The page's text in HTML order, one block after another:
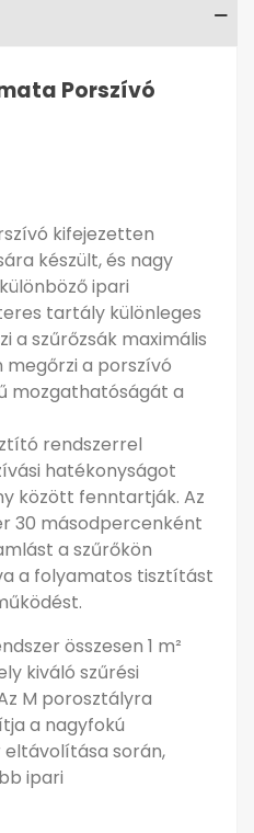
megfelelve a
szerszámokkal,
kínál különféle
tetején található
rendszer kompatibilitás
csatlakoztatását,
munkaállomásként
része a csomagnak)
minden olyan
a precíziós
és a megbízhatóság
leírás
Porszívó
kifejezetten
készült, és nagy
ipari
tartály különleges
a szűrőzsák maximális
megőrzi a porszívó
mozgathatóságát a
rendszerrel
hatékonyságot
között fenntartják. Az
30 másodpercenként
a szűrőkön
a folyamatos tisztítást
összesen 1 m²
kiváló szűrési
M porosztályra
a nagyfokú
során,
ipari